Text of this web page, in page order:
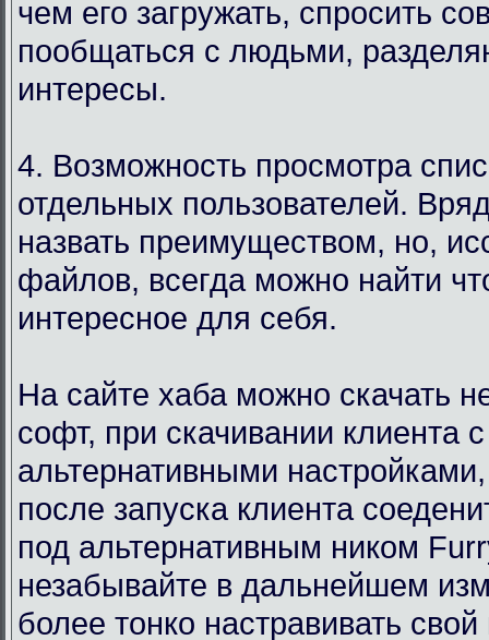
чем его загружать, спросить
пообщаться с людьми,
интересы.
4. Возможность просмотра
отдельных пользователей.
назвать преимуществом, но,
файлов, всегда можно найти
интересное для себя.
На сайте хаба можно скачать
софт, при скачивании клиента с
альтернативными
после запуска клиента
под альтернативным ником
незабывайте в дальнейшем
более тонко настравивать свой